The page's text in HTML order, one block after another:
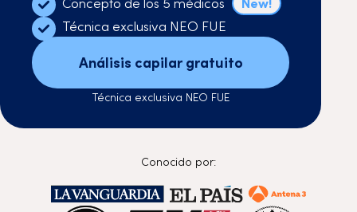
Técnica exclusiva NEO FUE
Análisis capilar gratuito
Técnica exclusiva NEO FUE
Conocido por: